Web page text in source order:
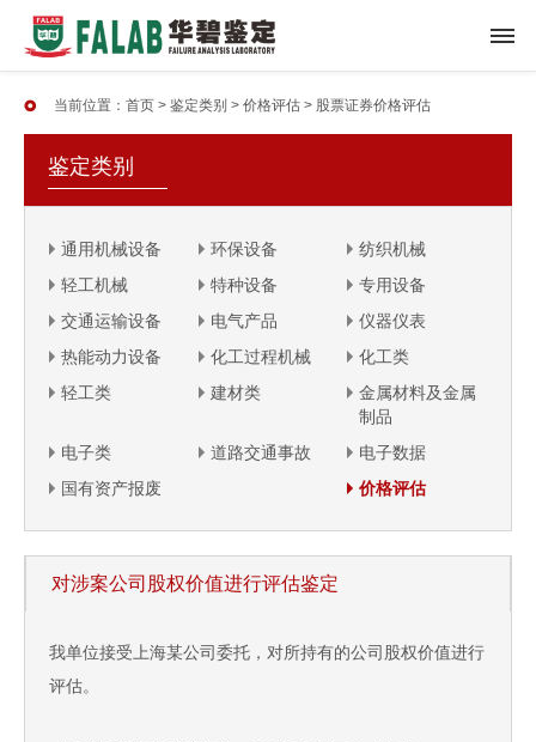
当前位置：首页 >鉴定类别 >价格评估 > 股票证券价格评估
鉴定类别
通用机械设备 环保设备
纺织机械
轻工机械
特种设备
专用设备
交通运输设备
电气产品
仪器仪表
热能动力设备
化工过程机械
化工类
轻工类
建材类
金属材料及金属
制品
电子类
道路交通事故
电子数据
国有资产报废
价格评估
对涉案公司股权价值进行评估鉴定
我单位接受上海某公司委托，对所持有的公司股权价值进行
评估。